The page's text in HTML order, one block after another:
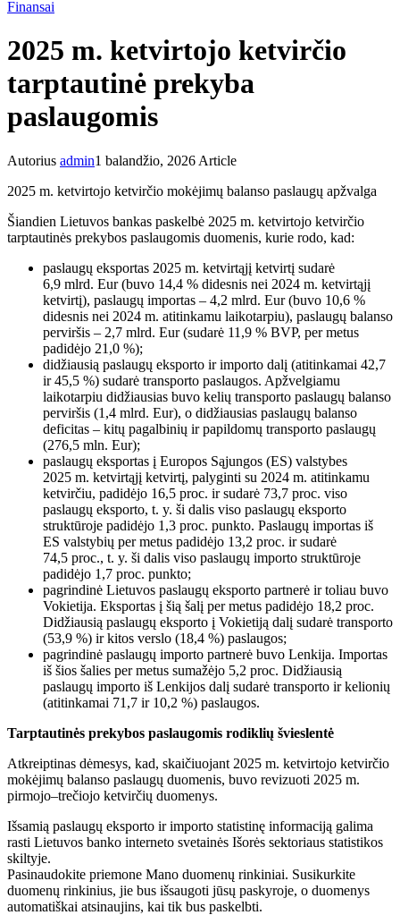
Finansai
2025 m. ketvirtojo ketvirčio
tarptautinė prekyba
paslaugomis
Autorius admin1 balandžio, 2026 Article
2025 m. ketvirtojo ketvirčio mokėjimų balanso paslaugų apžvalga
Šiandien Lietuvos bankas paskelbė 2025 m. ketvirtojo ketvirčio
tarptautinės prekybos paslaugomis duomenis, kurie rodo, kad:
paslaugų eksportas 2025 m. ketvirtąjį ketvirtį sudarė
6,9 mlrd. Eur (buvo 14,4 % didesnis nei 2024 m. ketvirtąjį
ketvirtį), paslaugų importas – 4,2 mlrd. Eur (buvo 10,6 %
didesnis nei 2024 m. atitinkamu laikotarpiu), paslaugų balanso
perviršis – 2,7 mlrd. Eur (sudarė 11,9 % BVP, per metus
padidėjo 21,0 %);
didžiausią paslaugų eksporto ir importo dalį (atitinkamai 42,7
ir 45,5 %) sudarė transporto paslaugos. Apžvelgiamu
laikotarpiu didžiausias buvo kelių transporto paslaugų balanso
perviršis (1,4 mlrd. Eur), o didžiausias paslaugų balanso
deficitas – kitų pagalbinių ir papildomų transporto paslaugų
(276,5 mln. Eur);
paslaugų eksportas į Europos Sąjungos (ES) valstybes
2025 m. ketvirtąjį ketvirtį, palyginti su 2024 m. atitinkamu
ketvirčiu, padidėjo 16,5 proc. ir sudarė 73,7 proc. viso
paslaugų eksporto, t. y. ši dalis viso paslaugų eksporto
struktūroje padidėjo 1,3 proc. punkto. Paslaugų importas iš
ES valstybių per metus padidėjo 13,2 proc. ir sudarė
74,5 proc., t. y. ši dalis viso paslaugų importo struktūroje
padidėjo 1,7 proc. punkto;
pagrindinė Lietuvos paslaugų eksporto partnerė ir toliau buvo
Vokietija. Eksportas į šią šalį per metus padidėjo 18,2 proc.
Didžiausią paslaugų eksporto į Vokietiją dalį sudarė transporto
(53,9 %) ir kitos verslo (18,4 %) paslaugos;
pagrindinė paslaugų importo partnerė buvo Lenkija. Importas
iš šios šalies per metus sumažėjo 5,2 proc. Didžiausią
paslaugų importo iš Lenkijos dalį sudarė transporto ir kelionių
(atitinkamai 71,7 ir 10,2 %) paslaugos.
Tarptautinės prekybos paslaugomis rodiklių švieslentė
Atkreiptinas dėmesys, kad, skaičiuojant 2025 m. ketvirtojo ketvirčio
mokėjimų balanso paslaugų duomenis, buvo revizuoti 2025 m.
pirmojo–trečiojo ketvirčių duomenys.
Išsamią paslaugų eksporto ir importo statistinę informaciją galima
rasti Lietuvos banko interneto svetainės Išorės sektoriaus statistikos
skiltyje.
Pasinaudokite priemone Mano duomenų rinkiniai. Susikurkite
duomenų rinkinius, jie bus išsaugoti jūsų paskyroje, o duomenys
automatiškai atsinaujins, kai tik bus paskelbti.